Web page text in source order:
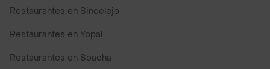
Restaurantes en Sincelejo
Restaurantes en Yopal
Restaurantes en Soacha